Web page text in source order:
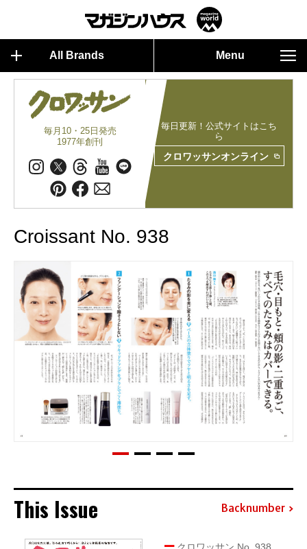
All Brands Menu
毎月10・25日発売
1977年創刊
毎日更新！公式サイトはこち
ら
クロワッサンオンライン
Croissant No. 938
This Issue Backnumber
クロワッサン No. 938